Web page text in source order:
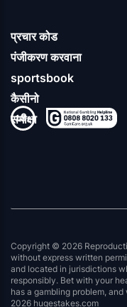
प्रचार कोड
पंजीकरण करवाना
sportsbook
कैसीनो
समीक्षा
Copyright © 2026
without express written
and located in jurisdictions
responsibly. Bet with your
has a gambling problem,
2026 hugestakes.com